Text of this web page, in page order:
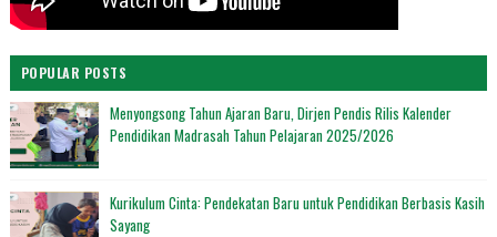
POPULAR POSTS
Menyongsong Tahun Ajaran Baru, Dirjen Pendis Rilis Kalender
Pendidikan Madrasah Tahun Pelajaran 2025/2026
Kurikulum Cinta: Pendekatan Baru untuk Pendidikan Berbasis Kasih
Sayang